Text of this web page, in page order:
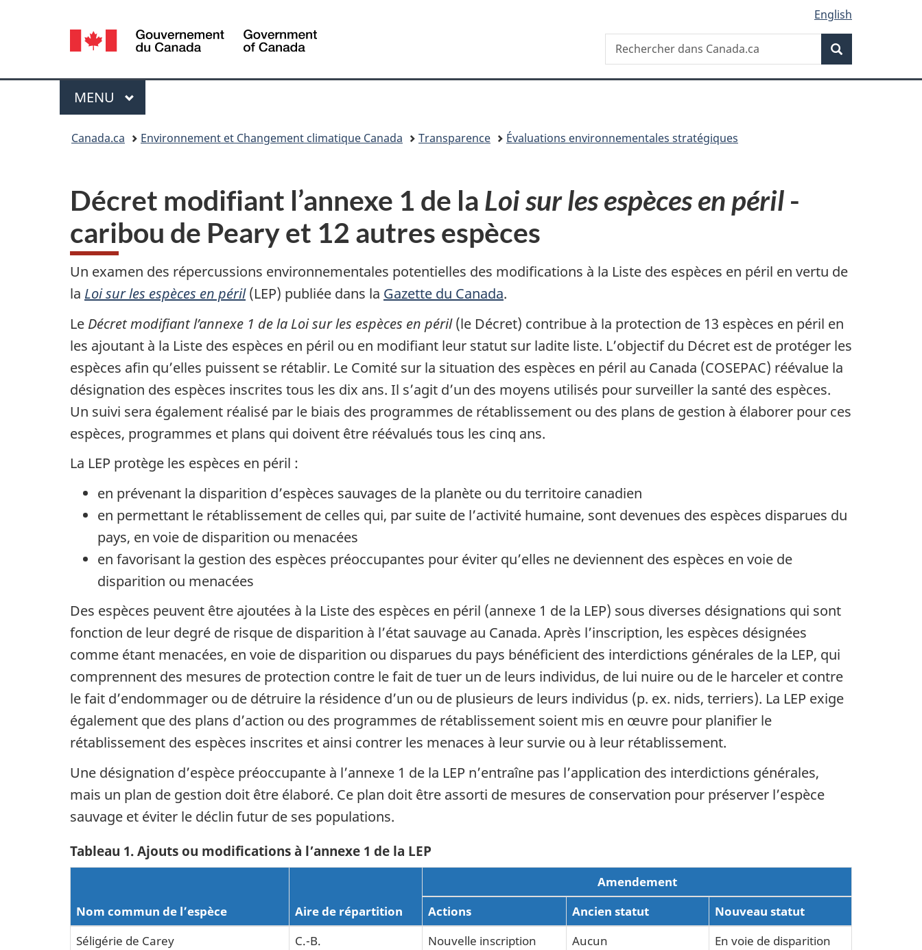
sujet
HTML
Sélection
de
la
langue
English
Canada
Recherche
Rechercher
dans
Menu
MENU PRINCIPAL
Canada.ca Environnement et Changement climatique Canada Transparence Évaluations environnementales stratégiques
Décret modifiant l’annexe 1 de la Loi sur les espèces en péril -
caribou de Pearyet 12 autres espèces
Un examen des répercussions environnementales potentielles des modifications à la Liste des espèces en péril en vertu de
la Loi sur les espèces en péril(LEP) publiée dans la Gazette du Canada.
Le Décret modifiant l’annexe 1 de la Loi sur les espèces en péril(le Décret) contribue à la protection de 13 espèces en péril en
les ajoutant à la Liste des espèces en péril ou en modifiant leur statut sur ladite liste. L’objectif du Décret est de protéger les
espèces afin qu’elles puissent se rétablir. Le Comité sur la situation des espèces en péril au Canada (COSEPAC) réévalue la
désignation des espèces inscrites tous les dix ans. Il s’agit d’un des moyens utilisés pour surveiller la santé des espèces.
Un suivi sera également réalisé par le biais des programmes de rétablissement ou des plans de gestion à élaborer pour ces
espèces, programmes et plans qui doivent être réévalués tous les cinq ans.
La LEP protège les espèces en péril :
en prévenant la disparition d’espèces sauvages de la planète ou du territoire canadien
en permettant le rétablissement de celles qui, par suite de l’activité humaine, sont devenues des espèces disparues du
pays, en voie de disparition ou menacées
en favorisant la gestion des espèces préoccupantes pour éviter qu’elles ne deviennent des espèces en voie de
disparition ou menacées
Des espèces peuvent être ajoutées à la Liste des espèces en péril (annexe 1 de la LEP) sous diverses désignations qui sont
fonction de leur degré de risque de disparition à l’état sauvage au Canada. Après l’inscription, les espèces désignées
comme étant menacées, en voie de disparition ou disparues du pays bénéficient des interdictions générales de la LEP, qui
comprennent des mesures de protection contre le fait de tuer un de leurs individus, de lui nuire ou de le harceler et contre
le fait d’endommager ou de détruire la résidence d’un ou de plusieurs de leurs individus (p. ex. nids, terriers). La LEP exige
également que des plans d’action ou des programmes de rétablissement soient mis en œuvre pour planifier le
rétablissement des espèces inscrites et ainsi contrer les menaces à leur survie ou à leur rétablissement.
Une désignation d’espèce préoccupante à l’annexe 1 de la LEP n’entraîne pas l’application des interdictions générales,
mais un plan de gestion doit être élaboré. Ce plan doit être assorti de mesures de conservation pour préserver l’espèce
sauvage et éviter le déclin futur de ses populations.
Tableau 1. Ajouts ou modifications à l’annexe 1 de la LEP
Nom commun de l’espèce Aire de répartition
Amendement
Actions
Ancien statut
Nouveau statut
Séligérie de Carey
C.-B. Nouvelle inscription Aucun
En voie de disparition